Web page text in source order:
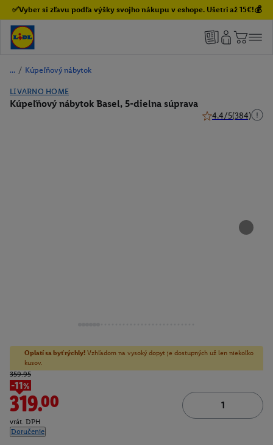
✅Vyber si zľavu podľa výšky svojho nákupu v eshope. Ušetri až 15€!💰
/ Kúpeľňový nábytok
LIVARNO HOME
Kúpeľňový nábytok Basel, 5-dielna súprava
4.4/5(384)
Oplatí sa byť rýchly! Vzhľadom na vysoký dopyt je dostupných už len niekoľko
kusov.
359.95
-11%
319.00
vrát. DPH
Doručenie